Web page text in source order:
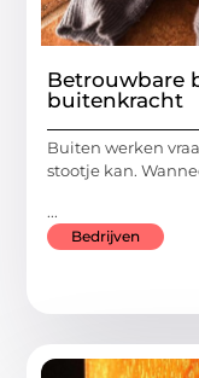
Betrouwbare
buitenkracht
Buiten werken
stootje kan.
...
Bedrijven